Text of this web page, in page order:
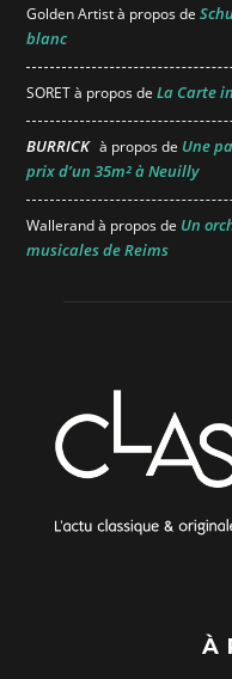
Golden Artistà propos de
blanc
SORETà propos de La Carte
BURRICK à propos de Une
prix d’un 35m² à Neuilly
Wallerandà propos de Un
musicales de Reims
À